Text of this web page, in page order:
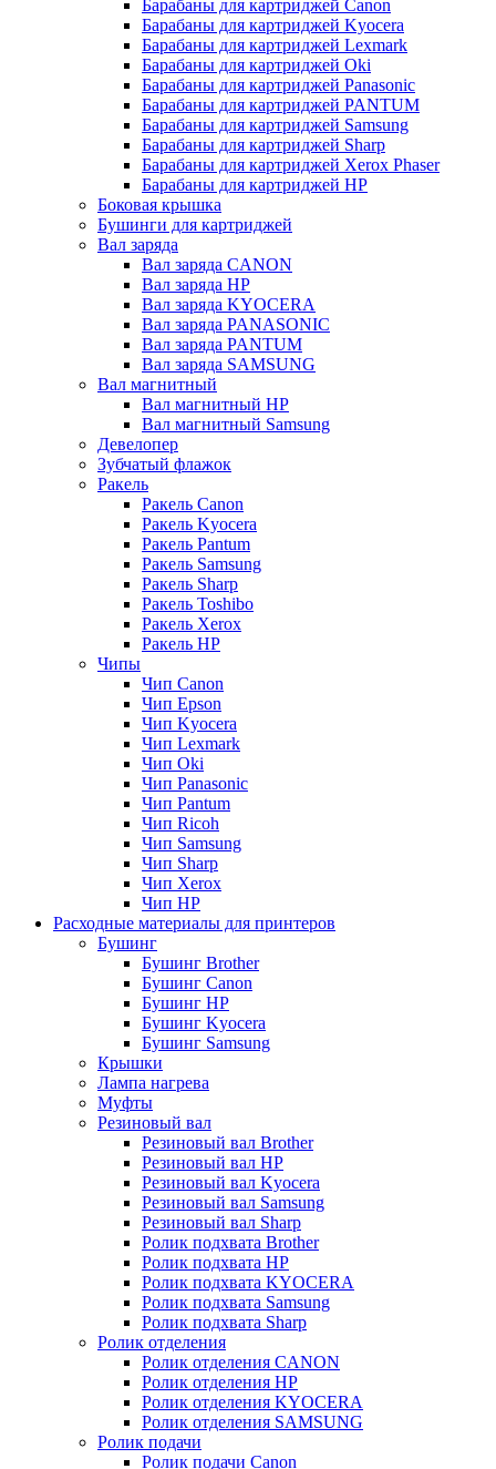
Барабаны для картриджей Canon
Барабаны для картриджей Kyocera
Барабаны для картриджей Lexmark
Барабаны для картриджей Oki
Барабаны для картриджей Panasonic
Барабаны для картриджей PANTUM
Барабаны для картриджей Samsung
Барабаны для картриджей Sharp
Барабаны для картриджей Xerox Phaser
Барабаны для картриджей НР
Боковая крышка
Бушинги для картриджей
Вал заряда
Вал заряда CANON
Вал заряда HP
Вал заряда KYOCERA
Вал заряда PANASONIC
Вал заряда PANTUM
Вал заряда SAMSUNG
Вал магнитный
Вал магнитный HP
Вал магнитный Samsung
Девелопер
Зубчатый флажок
Ракель
Ракель Canon
Ракель Kyocera
Ракель Pantum
Ракель Samsung
Ракель Sharp
Ракель Toshibo
Ракель Xerox
Ракель НР
Чипы
Чип Canon
Чип Epson
Чип Kyocera
Чип Lexmark
Чип Oki
Чип Panasonic
Чип Pantum
Чип Ricoh
Чип Samsung
Чип Sharp
Чип Xerox
Чип НР
Расходные материалы для принтеров
Бушинг
Бушинг Brother
Бушинг Canon
Бушинг HP
Бушинг Kyocera
Бушинг Samsung
Крышки
Лампа нагрева
Муфты
Резиновый вал
Резиновый вал Brother
Резиновый вал HP
Резиновый вал Kyocera
Резиновый вал Samsung
Резиновый вал Sharp
Ролик подхвата Brother
Ролик подхвата HP
Ролик подхвата KYOCERA
Ролик подхвата Samsung
Ролик подхвата Sharp
Ролик отделения
Ролик отделения CANON
Ролик отделения HP
Ролик отделения KYOCERA
Ролик отделения SAMSUNG
Ролик подачи
Ролик подачи Canon